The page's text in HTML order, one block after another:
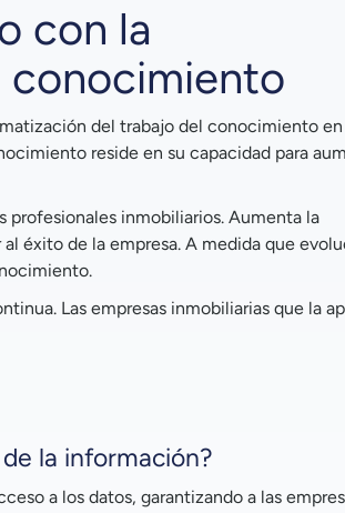
con la
conocimiento
del trabajo del conocimiento
reside en su capacidad para
profesionales inmobiliarios. Aumenta la
éxito de la empresa. A medida que
Las empresas inmobiliarias que la
la información?
a los datos, garantizando a las